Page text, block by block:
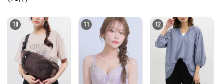
10 11 12
N.O.R.C (ノーク)、JUNKO SHIMADA (ジュンコシマ
ダ) 、ATSURO TAYAMA（アツロウ タヤマ）、
ALPHA CUBIC (アルファーキュービック)、DECOY
(デコイ)、Petit Honfleur (プチオンフルール)、
DERMASHARE (ダーマシェア)など、20 代～ 40 代の
大人女子ブランドを中心に、多くの人気ブランドをラ
インナップ。
レディースファッションを中心に、ライフスタイルを
豊かにするオリジナルアイテムをご提案します。